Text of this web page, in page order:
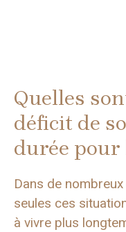
Quelles
déficit de
durée pour
Dans de
seules ces
à vivre plus